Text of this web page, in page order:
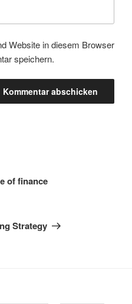
Website in diesem Browser
speichern.
of finance
Strategy